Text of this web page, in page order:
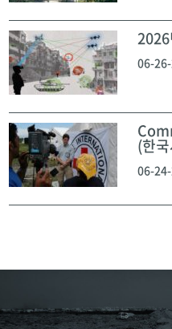
06-
(한
06-